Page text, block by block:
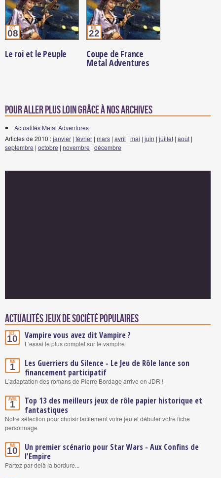
oct.
08
Le roi et le Peuple
juil.
22
Coupe de France
Metal Adventures
Pour aller plus loin grâce à nos archives
Actualités Metal Adventures
Articles de 2010 :janvier | février | mars | avril | mai | juin | juillet | août |
septembre | octobre | novembre | décembre
Actualités Jeux de société populaires
Oct.
10 Vampire vous avez dit Vampire ?
L'essai le plus complet sur le vampire
Mai
1
Les Guerriers du Silence - Le Jeu de Rôle lance son
financement participatif
L'adaptation des romans de Pierre Bordage arrive en JDR !
Avril
1
Top 13 des meilleurs jeux de rôle papier historique et
fantastiques
Notre sélection pour choisir facilement votre jeu et débuter votre fiche
personnage
Mai
10
Un premier scénario pour Star Wars - Aux Confins de
l'Empire
Partez par-delà la bordure...